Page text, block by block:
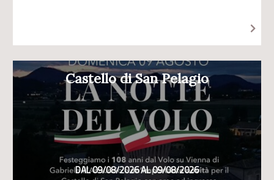
Castello di San Pelagio
DAL 09/08/2026 AL 09/08/2026